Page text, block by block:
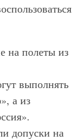
на полеты из
выполнять
а из
допуски на